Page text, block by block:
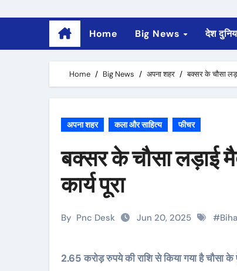
Home Big News देश
Home Big News अपना शहर बक्सर के चौसा
अपना शहर कला और साहित्य फीचर
बक्सर के चौसा लड़ाई
कार्य पूरा
By Pnc Desk Jun 20, 2025 #
2.65 करोड़ रुपये की राशि से किया गया है चौसा